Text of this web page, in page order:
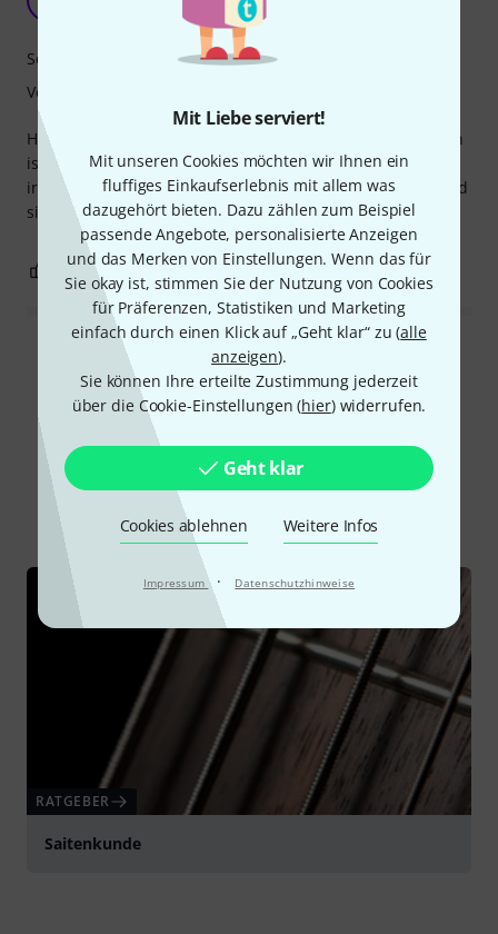
Mit Liebe serviert!
Mit unseren Cookies möchten wir Ihnen ein
fluffiges Einkaufserlebnis mit allem was
dazugehört bieten. Dazu zählen zum Beispiel
passende Angebote, personalisierte Anzeigen
und das Merken von Einstellungen. Wenn das für
Sie okay ist, stimmen Sie der Nutzung von Cookies
für Präferenzen, Statistiken und Marketing
einfach durch einen Klick auf „Geht klar“ zu (alle
anzeigen).
Sie können Ihre erteilte Zustimmung jederzeit
über die Cookie-Einstellungen (hier) widerrufen.
Geht klar
Cookies ablehnen Weitere Infos
Impressum · Datenschutzhinweise
Peter R. 438 02.12.2023
Hält die Stimmung nach den ersten 5 Minuten gut. Der Ton
ist ok. Ich wollte Elfer, aber sie haben Zehner geschickt,
irgendwas stimmt mit ihrem Listensystem nicht. 3 Tage und
sie sind da 👍
Sound
Verarbeitung
0 BEWERTUNG MELDEN
Alle Bewertungen lesen
Schon gewusst?
Alle Ratgeber
RATGEBER
Saitenkunde